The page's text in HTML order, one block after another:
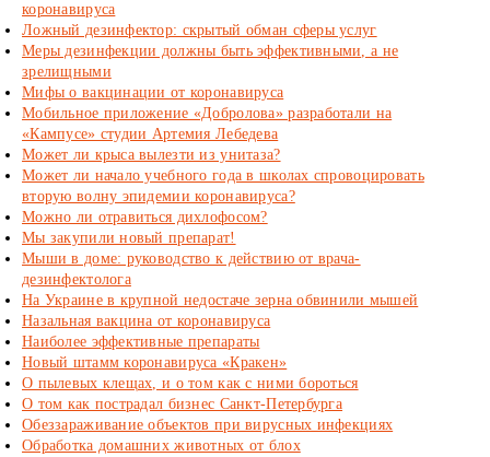
коронавируса
Ложный дезинфектор: скрытый обман сферы услуг
Меры дезинфекции должны быть эффективными, а не
зрелищными
Мифы о вакцинации от коронавируса
Мобильное приложение «Добролова» разработали на
«Кампусе» студии Артемия Лебедева
Может ли крыса вылезти из унитаза?
Может ли начало учебного года в школах спровоцировать
вторую волну эпидемии коронавируса?
Можно ли отравиться дихлофосом?
Мы закупили новый препарат!
Мыши в доме: руководство к действию от врача-
дезинфектолога
На Украине в крупной недостаче зерна обвинили мышей
Назальная вакцина от коронавируса
Наиболее эффективные препараты
Новый штамм коронавируса «Кракен»
О пылевых клещах, и о том как с ними бороться
О том как пострадал бизнес Санкт-Петербурга
Обеззараживание объектов при вирусных инфекциях
Обработка домашних животных от блох